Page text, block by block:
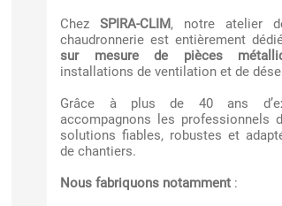
ChezSPIRA-CLIM, notre atelier
chaudronnerie est entièrement
sur mesure de pièces
installations de ventilation et de
Grâce à plus de 40 ans
accompagnons les professionnels
solutions fiables, robustes et
de chantiers.
Nous fabriquons notamment :